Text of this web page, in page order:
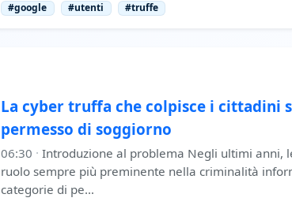
#google #utenti #truffe
La cyber truffa che colpisce i cittadini
permesso di soggiorno
06:30 · Introduzione al problema Negli ultimi anni,
ruolo sempre più preminente nella criminalità
categorie di pe…